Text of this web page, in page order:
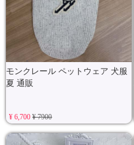
モンクレール ペットウェア 犬服
夏 通販
¥ 6,700¥ 7900